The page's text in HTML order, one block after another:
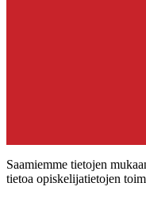
Saamiemme tietojen
tietoa opiskelijatietojen